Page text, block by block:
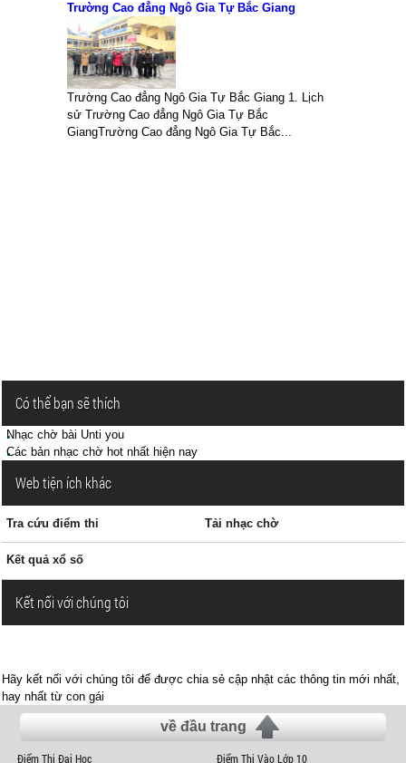
Trường Cao đẳng Ngô Gia Tự Bắc Giang
Trường Cao đẳng Ngô Gia Tự Bắc Giang 1. Lịch
sử Trường Cao đẳng Ngô Gia Tự Bắc
GiangTrường Cao đẳng Ngô Gia Tự Bắc...
Có thể bạn sẽ thích
Nhạc chờ bài Unti you
Các bản nhạc chờ hot nhất hiện nay
Web tiện ích khác
Tra cứu điểm thi Tải nhạc chờ
Kết quả xổ số
Kết nối với chúng tôi
Hãy kết nối với chúng tôi để được chia sẻ cập nhật các thông tin mới nhất,
hay nhất từ con gái
về đầu trang
Điểm Thi Đại Học Điểm Thi Vào Lớp 10